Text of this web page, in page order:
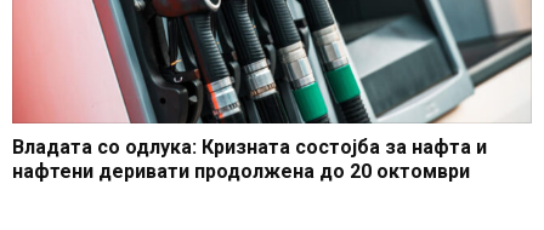
Владата со одлука: Кризната состојба за нафта и
нафтени деривати продолжена до 20 октомври